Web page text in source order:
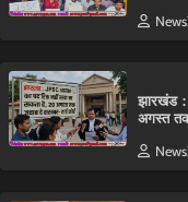
झारखंड :
अगस्त